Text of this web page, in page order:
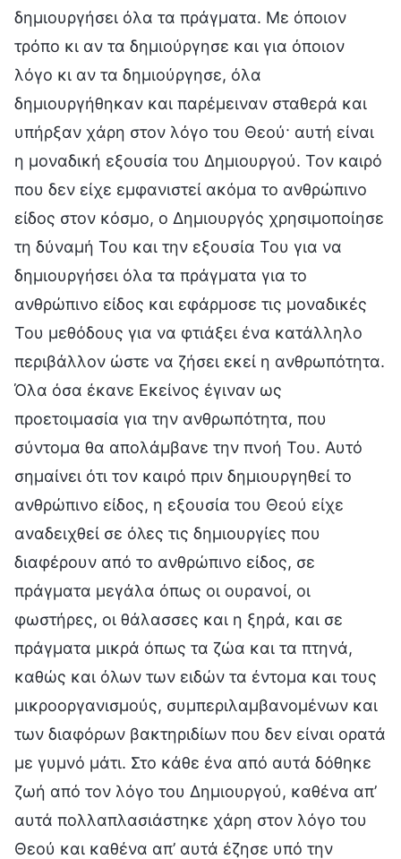
δημιουργήσει όλα τα πράγματα. Με όποιον
τρόπο κι αν τα δημιούργησε και για όποιον
λόγο κι αν τα δημιούργησε, όλα
δημιουργήθηκαν και παρέμειναν σταθερά και
υπήρξαν χάρη στον λόγο του Θεού· αυτή είναι
η μοναδική εξουσία του Δημιουργού. Τον καιρό
που δεν είχε εμφανιστεί ακόμα το ανθρώπινο
είδος στον κόσμο, ο Δημιουργός χρησιμοποίησε
τη δύναμή Του και την εξουσία Του για να
δημιουργήσει όλα τα πράγματα για το
ανθρώπινο είδος και εφάρμοσε τις μοναδικές
Του μεθόδους για να φτιάξει ένα κατάλληλο
περιβάλλον ώστε να ζήσει εκεί η ανθρωπότητα.
Όλα όσα έκανε Εκείνος έγιναν ως
προετοιμασία για την ανθρωπότητα, που
σύντομα θα απολάμβανε την πνοή Του. Αυτό
σημαίνει ότι τον καιρό πριν δημιουργηθεί το
ανθρώπινο είδος, η εξουσία του Θεού είχε
αναδειχθεί σε όλες τις δημιουργίες που
διαφέρουν από το ανθρώπινο είδος, σε
πράγματα μεγάλα όπως οι ουρανοί, οι
φωστήρες, οι θάλασσες και η ξηρά, και σε
πράγματα μικρά όπως τα ζώα και τα πτηνά,
καθώς και όλων των ειδών τα έντομα και τους
μικροοργανισμούς, συμπεριλαμβανομένων και
των διαφόρων βακτηριδίων που δεν είναι ορατά
με γυμνό μάτι. Στο κάθε ένα από αυτά δόθηκε
ζωή από τον λόγο του Δημιουργού, καθένα απ’
αυτά πολλαπλασιάστηκε χάρη στον λόγο του
Θεού και καθένα απ’ αυτά έζησε υπό την